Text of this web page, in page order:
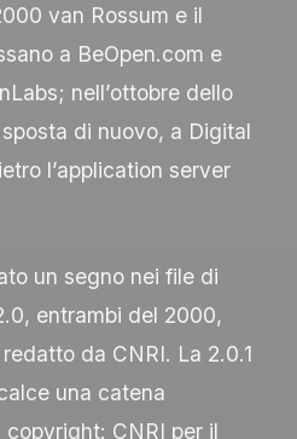
van Rossum e il
a BeOpen.com e
nell’ottobre dello
di nuovo, a Digital
l’application server
un segno nei file di
entrambi del 2000,
da CNRI. La 2.0.1
una catena
CNRI per il